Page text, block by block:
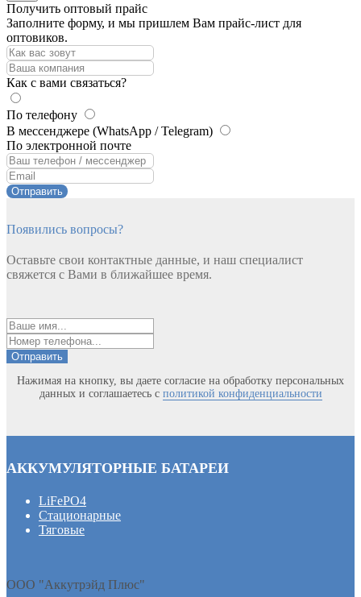
Получить оптовый прайс
Заполните форму, и мы пришлем Вам прайс-лист для
оптовиков.
Как с вами связаться?
По телефону
В мессенджере (WhatsApp / Telegram)
По электронной почте
Отправить
Появились вопросы?
Оставьте свои контактные данные, и наш специалист
свяжется с Вами в ближайшее время.
Отправить
Нажимая на кнопку, вы даете согласие на обработку персональных
данных и соглашаетесь c политикой конфиденциальности
АККУМУЛЯТОРНЫЕ БАТАРЕИ
LiFePO4
Стационарные
Тяговые
ООО "Аккутрэйд Плюс"